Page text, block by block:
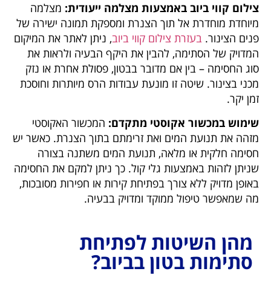
צילום קווי ביוב באמצעות מצלמה ייעודית: מצלמה
מיוחדת מוחדרת אל תוך הצנרת ומספקת תמונה ישירה של
פנים הצינור. בעזרת צילום קווי ביוב, ניתן לאתר את המיקום
המדויק של הסתימה, להבין את היקף הבעיה ולראות את
סוג החסימה – בין אם מדובר בבטון, פסולת אחרת או נזק
מכני בצינור. שיטה זו מונעת עבודות הרס מיותרות וחוסכת
זמן יקר.
שימוש במכשור אקוסטי מתקדם: המכשור האקוסטי
מזהה את תנועת המים ואת זרימתם בתוך הצנרת. כאשר יש
חסימה חלקית או מלאה, תנועת המים משתנה בצורה
שניתן לזהות באמצעות גלי קול. כך ניתן למקם את החסימה
באופן מדויק ללא צורך בפתיחת קירות או חפירות מסובכות,
מה שמאפשר טיפול ממוקד ומדויק בבעיה.
מהן השיטות לפתיחת
סתימות בטון בביוב?